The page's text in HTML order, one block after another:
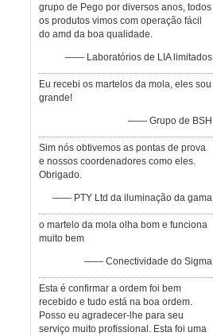
grupo de Pego por diversos anos, todos
os produtos vimos com operação fácil
do amd da boa qualidade.
—— Laboratórios de LIA limitados
Eu recebi os martelos da mola, eles sou
grande!
—— Grupo de BSH
Sim nós obtivemos as pontas de prova
e nossos coordenadores como eles.
Obrigado.
—— PTY Ltd da iluminação da gama
o martelo da mola olha bom e funciona
muito bem
—— Conectividade do Sigma
Esta é confirmar a ordem foi bem
recebido e tudo está na boa ordem.
Posso eu agradecer-lhe para seu
serviço muito profissional. Esta foi uma